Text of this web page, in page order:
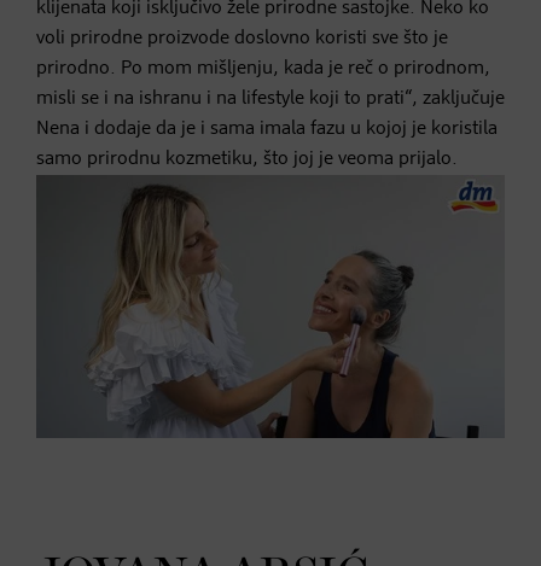
klijenata koji isključivo žele prirodne sastojke. Neko ko
voli prirodne proizvode doslovno koristi sve što je
prirodno. Po mom mišljenju, kada je reč o prirodnom,
misli se i na ishranu i na lifestyle koji to prati“, zaključuje
Nena i dodaje da je i sama imala fazu u kojoj je koristila
samo prirodnu kozmetiku, što joj je veoma prijalo.